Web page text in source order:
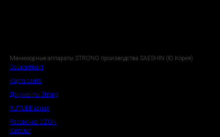
Маникюрные аппараты STRONG производства SAESHIN (Ю.Корея)
Соцконтракт
Карта сайта
Документы Strong
RUTUBE канал
Рассрочка OZON
Каталог